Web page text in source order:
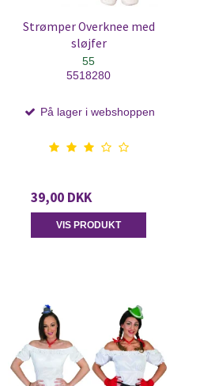
Strømper Overknee med
sløjfer
55
5518280
På lager i webshoppen
39,00 DKK
VIS PRODUKT